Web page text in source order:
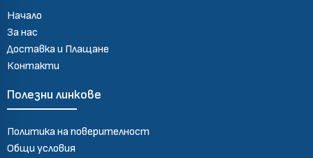
Начало
За нас
Доставка и Плащане
Контакти
Полезни линкове
Политика на поверителност
Общи условия